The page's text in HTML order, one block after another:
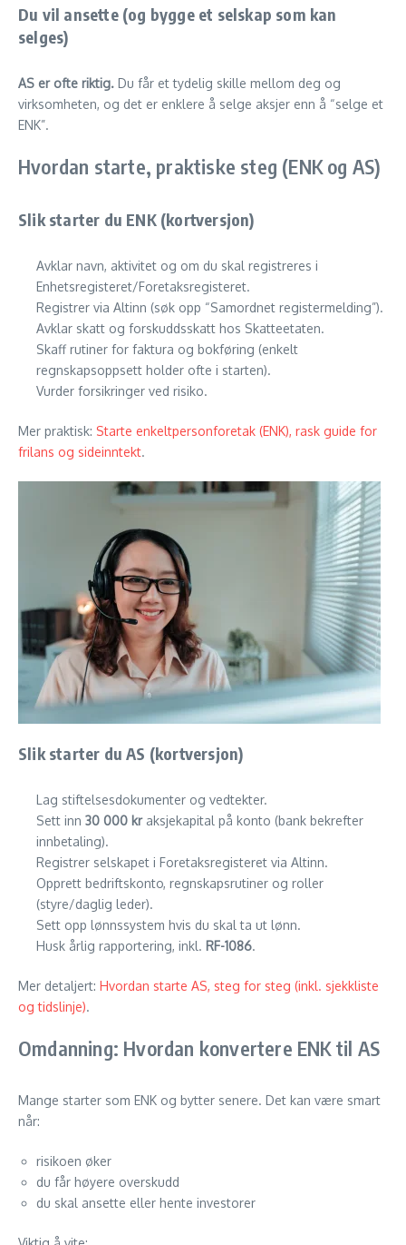
Du vil ansette (og bygge et selskap som kan
selges)
AS er ofte riktig. Du får et tydelig skille mellom deg og
virksomheten, og det er enklere å selge aksjer enn å “selge et
ENK”.
Hvordan starte, praktiske steg (ENK og AS)
Slik starter du ENK (kortversjon)
Avklar navn, aktivitet og om du skal registreres i
Enhetsregisteret/Foretaksregisteret.
Registrer via Altinn (søk opp “Samordnet registermelding”).
Avklar skatt og forskuddsskatt hos Skatteetaten.
Skaff rutiner for faktura og bokføring (enkelt
regnskapsoppsett holder ofte i starten).
Vurder forsikringer ved risiko.
Mer praktisk: Starte enkeltpersonforetak (ENK), rask guide for
frilans og sideinntekt.
Slik starter du AS (kortversjon)
Lag stiftelsesdokumenter og vedtekter.
Sett inn 30 000 kraksjekapital på konto (bank bekrefter
innbetaling).
Registrer selskapet i Foretaksregisteret via Altinn.
Opprett bedriftskonto, regnskapsrutiner og roller
(styre/daglig leder).
Sett opp lønnssystem hvis du skal ta ut lønn.
Husk årlig rapportering, inkl. RF-1086.
Mer detaljert: Hvordan starte AS, steg for steg (inkl. sjekkliste
og tidslinje).
Omdanning: Hvordan konvertere ENK til AS
Mange starter som ENK og bytter senere. Det kan være smart
når:
risikoen øker
du får høyere overskudd
du skal ansette eller hente investorer